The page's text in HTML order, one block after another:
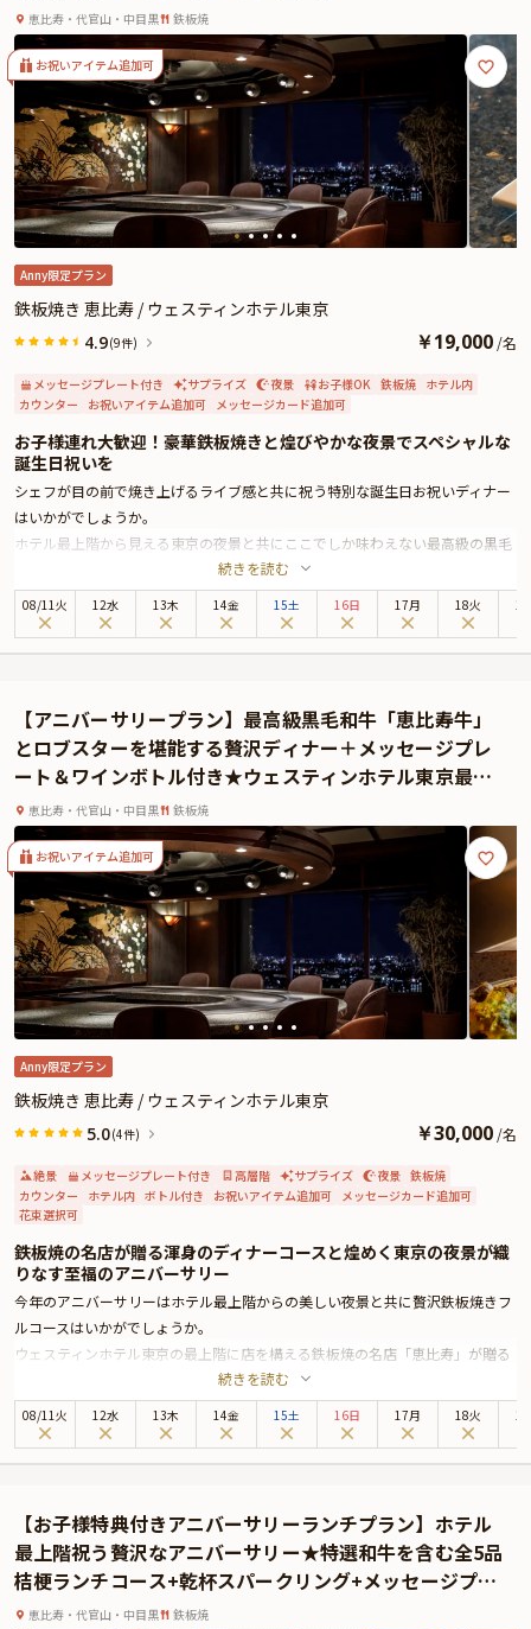
恵比寿・代官山・中目黒 鉄板焼
お祝いアイテム追加可
Anny限定プラン
鉄板焼き 恵比寿 / ウェスティンホテル東京
4.9(9件) ￥19,000 /名
メッセージプレート付き サプライズ 夜景 お子様OK 鉄板焼 ホテル内
カウンター
お祝いアイテム追加可 メッセージカード追加可
お子様連れ大歓迎！豪華鉄板焼きと煌びやかな夜景でスペシャルな
誕生日祝いを
シェフが目の前で焼き上げるライブ感と共に祝う特別な誕生日お祝いディナー
はいかがでしょうか。
ホテル最上階から見える東京の夜景と共にここでしか味わえない最高級の黒毛
和牛「恵比寿牛」のロースステーキを味わう贅沢なお祝いプランをご用意しま
した。
お席は、鉄板を挟みシェフが目の前で調理や料理の解説をするライブパフォー
ス全5品をご提供いたします。また、二つのお子様メニューもご用意しており
ますので、お子様連れのお客様も大歓迎です。
また本プランは、メッセージデザートプレートの特典付です。ご希望のメッセ
ージを添えたデザートプレートをサプライズでお出しします。
豪華鉄板焼きコースとサプライズメッセージでワンランク上の特別感溢れる誕
生日をお過ごしください。
続きを読む
08/11火 12水 13木 14金 15土 16日 17月 18火
【アニバーサリープラン】最高級黒毛和牛「恵比寿牛」
とロブスターを堪能する贅沢ディナー＋メッセージプレ
ート＆ワインボトル付き★ウェスティンホテル東京最上
階からの絶景と共に
恵比寿・代官山・中目黒 鉄板焼
お祝いアイテム追加可
Anny限定プラン
鉄板焼き 恵比寿 / ウェスティンホテル東京
5.0(4件) ￥30,000 /名
絶景 メッセージプレート付き 高層階 サプライズ 夜景 鉄板焼
カウンター
ホテル内 ボトル付き お祝いアイテム追加可 メッセージカード追加可
花束選択可
鉄板焼の名店が贈る渾身のディナーコースと煌めく東京の夜景が織
りなす至福のアニバーサリー
今年のアニバーサリーはホテル最上階からの美しい夜景と共に贅沢鉄板焼きフ
ルコースはいかがでしょうか。
ウェスティンホテル東京の最上階に店を構える鉄板焼の名店「恵比寿」が贈る
最上級贅沢ディナーコースです。ここでしか味わえない最高級黒毛和牛「恵比
寿牛」のロースステーキやロブスターグリルなど豪華食材に加え、ワインボト
ルまで付いたアニバーサリーにふさわしいスペシャルプランです。
お食事をお楽しみください。
また、コースの最後にはご希望のメッセージを添えたデザートプレートをお出
しします。ご希望のメッセージをお申し込み時にご入力ください。
豪華鉄板焼きと美しい夜景を堪能する、いつまでも思い出に残る素敵なアニバ
続きを読む
08/11火 12水 13木 14金 15土 16日 17月 18火
【お子様特典付きアニバーサリーランチプラン】ホテル
最上階祝う贅沢なアニバーサリー★特選和牛を含む全5品
桔梗ランチコース+乾杯スパークリング+メッセージプレ
ート付き★恵比寿の高級ホテルで至福のときを
恵比寿・代官山・中目黒 鉄板焼